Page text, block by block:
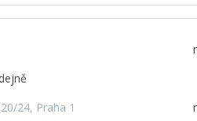
24, Praha 1